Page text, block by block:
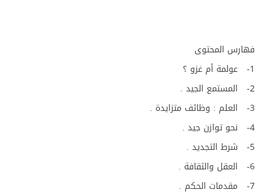
فهارس المحتوى
1- عولمة أم غزو ؟
2- المستمع الجيد .
3- العلم : وظائف متزايدة .
4- نحو توازن جيد .
5- شرط التجديد .
6- العقل والثقافة .
7- مقدمات الحكم .